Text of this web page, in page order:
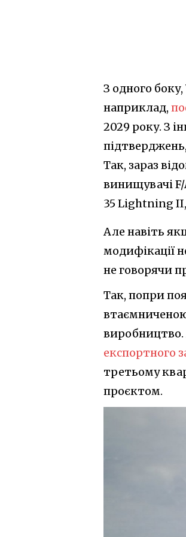
З одного
наприклад,
2029 року. З
Так, зараз
винищувачі F/
35 Lightning II,
Але навіть
модифікації
не говорячи
Так, попри
втаємниченою
виробництво.
експортного
третьому
проєктом.